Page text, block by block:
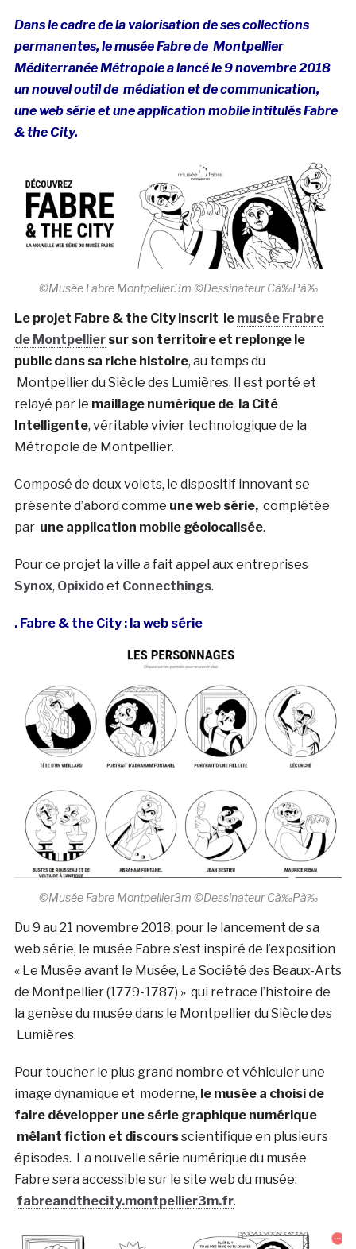
Dans le cadre de la valorisation de ses collections
permanentes, le musée Fabre de Montpellier
Méditerranée Métropole a lancé le 9 novembre 2018
un nouvel outil de médiation et de communication,
une web série et une application mobile intitulés Fabre
& the City.
©Musée Fabre Montpellier3m ©Dessinateur Cà‰Pà‰
Le projet Fabre & the City inscrit le musée Frabre
de Montpelliersur son territoire et replonge le
public dans sa riche histoire, au temps du
Montpellier du Siècle des Lumières. Il est porté et
relayé par le maillage numérique de la Cité
Intelligente, véritable vivier technologique de la
Métropole de Montpellier.
Composé de deux volets, le dispositif innovant se
présente d’abord comme une web série,complétée
par une application mobile géolocalisée.
Pour ce projet la ville a fait appel aux entreprises
Synox, Opixidoet Connecthings.
. Fabre & the City : la web série
©Musée Fabre Montpellier3m ©Dessinateur Cà‰Pà‰
Du 9 au 21 novembre 2018, pour le lancement de sa
web série, le musée Fabre s’est inspiré de l’exposition
« Le Musée avant le Musée, La Société des Beaux-Arts
de Montpellier (1779-1787) » qui retrace l’histoire de
la genèse du musée dans le Montpellier du Siècle des
Lumières.
Pour toucher le plus grand nombre et véhiculer une
image dynamique et moderne, le musée a choisi de
faire développer une série graphique numérique
mêlant fiction et discoursscientifique en plusieurs
épisodes. La nouvelle série numérique du musée
Fabre sera accessible sur le site web du musée:
fabreandthecity.montpellier3m.fr.